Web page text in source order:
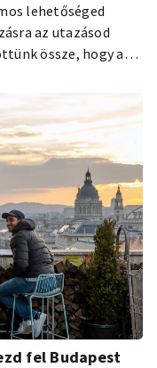
lehetőséged
az utazásod
össze, hogy a
fel Budapest